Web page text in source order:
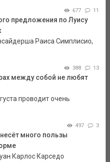
677 11
предложения по Луису
Раиса Симплисио,
388 13
между собой не любят
проводит очень
497 3
много пользы
Карлос Карседо